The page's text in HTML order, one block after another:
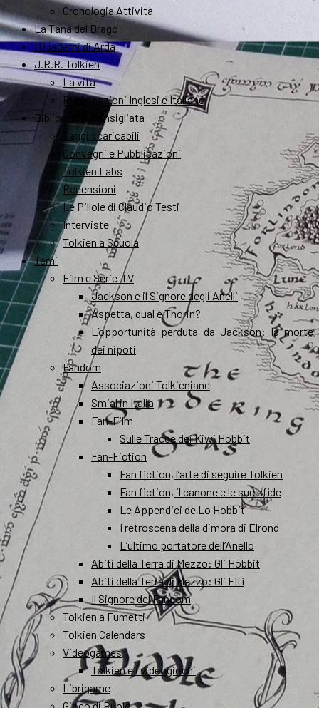
Cronologia Attività
La Tana del Drago
I Quaderni di Arda
J.R.R. Tolkien
La vita
Pubblicazioni Inglesi e Italiane
Bibliografia Consigliata
Saggi scaricabili
Convegni e Pubblicazioni
Tolkien Labs
Recensioni
Le Pillole di Claudio Testi
Interviste
Tolkien a Scuola
Temi
Film e Serie-TV
Jackson e il Signore degli Anelli
Aspetta, qual è Thorin?
L’opportunità perduta da Jackson: la morte
dei nipoti
Fandom
Associazioni Tolkieniane
Smial in Italia
Fan-Film
Sulle Tracce dei Kiwi Hobbit
Fan-Fiction
Fan fiction, l’arte di seguire Tolkien
Fan fiction, il canone e le sue sfide
Le Appendici de Lo Hobbit
I retroscena della dimora di Elrond
L’ultimo portatore dell’Anello
Abiti della Terra di Mezzo: Gli Hobbit
Abiti della Terra di Mezzo: Gli Elfi
Il Signore del Fandom
Tolkien a Fumetti
Tolkien Calendars
Videogames
Tolkien e i videogiochi
Librigame